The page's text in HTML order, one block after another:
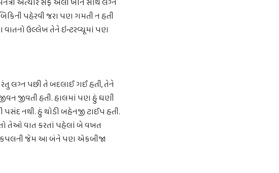
પહેરવી જરા પણ ગમતી ન હતી
ઉલ્લેખ તેને ઇન્ટરવ્યૂમાં પણ
લગ્ન પછી તે બદલાઈ ગઈ હતી, તેને
જીવતી હતી. હાલમાં પણ હું ઘણી
નથી. હું થોડી બહેનજી ટાઈપ હતી.
તો તેઓ વાત કરતાં પહેલાં બે વખત
કપલની જેમ આ બંને પણ એકબીજા